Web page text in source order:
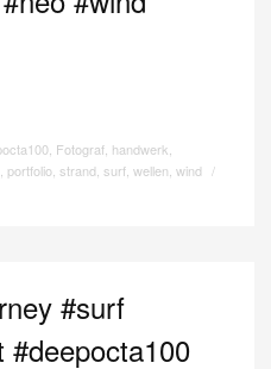
, Fotograf, handwerk
portfolio, strand surf, wellen wind /
#surf
#deepocta100